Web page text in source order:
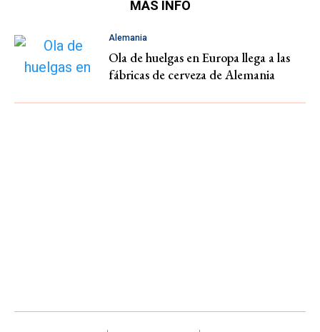
MÁS INFO
Alemania
Ola de huelgas en Europa llega a las
fábricas de cerveza de Alemania